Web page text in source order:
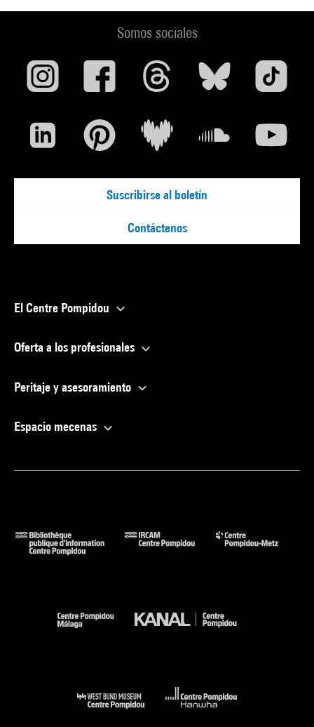
Somos sociales
Suscribirse al boletín
Contáctenos
El Centre Pompidou
Oferta a los profesionales
Peritaje y asesoramiento
Espacio mecenas